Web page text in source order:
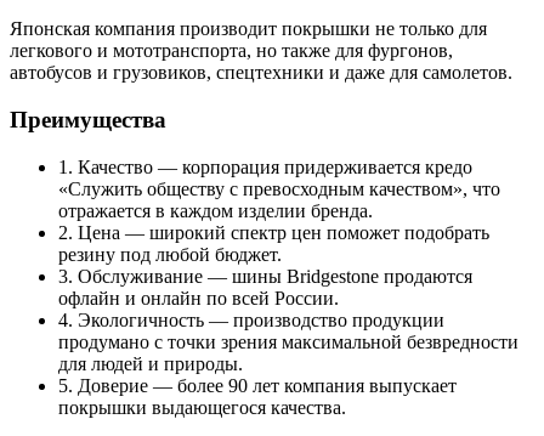
Японская компания производит покрышки не только для
легкового и мототранспорта, но также для фургонов,
автобусов и грузовиков, спецтехники и даже для самолетов.
Преимущества
1. Качество — корпорация придерживается кредо
«Служить обществу с превосходным качеством», что
отражается в каждом изделии бренда.
2. Цена — широкий спектр цен поможет подобрать
резину под любой бюджет.
3. Обслуживание — шины Bridgestone продаются
офлайн и онлайн по всей России.
4. Экологичность — производство продукции
продумано с точки зрения максимальной безвредности
для людей и природы.
5. Доверие — более 90 лет компания выпускает
покрышки выдающегося качества.